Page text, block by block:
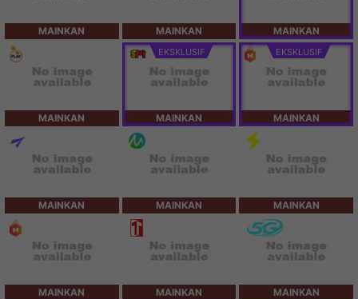
MAINKAN MAINKAN MAINKAN
MAINKAN
EKSKLUSIF
MAINKAN
EKSKLUSIF
MAINKAN
MAINKAN MAINKAN MAINKAN
MAINKAN MAINKAN MAINKAN